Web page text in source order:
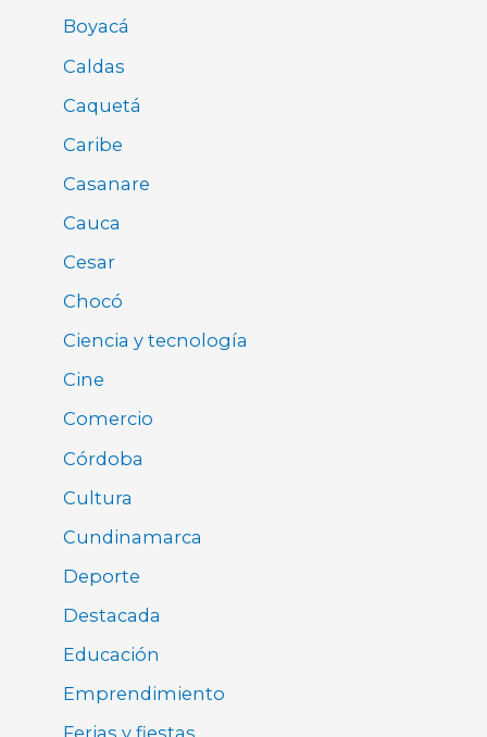
Boyacá
Caldas
Caquetá
Caribe
Casanare
Cauca
Cesar
Chocó
Ciencia y tecnología
Cine
Comercio
Córdoba
Cultura
Cundinamarca
Deporte
Destacada
Educación
Emprendimiento